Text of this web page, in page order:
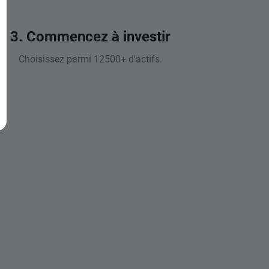
3. Commencez à investir
Choisissez parmi 12500+ d'actifs.